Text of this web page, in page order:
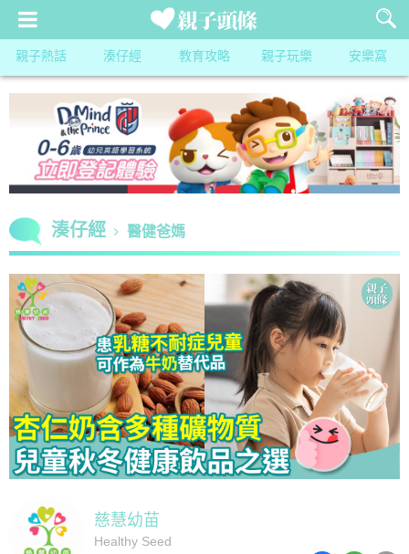
親子熱話 湊仔經 教育攻略 親子玩樂 安樂窩
湊仔經 醫健爸媽
慈慧幼苗
Healthy Seed